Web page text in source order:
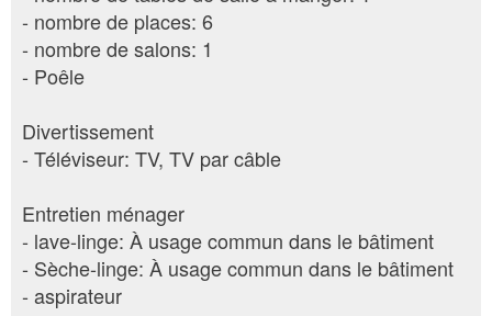
- nombre de places: 6
- nombre de salons: 1
- Poêle
Divertissement
- Téléviseur: TV, TV par câble
Entretien ménager
- lave-linge: À usage commun dans le bâtiment
- Sèche-linge: À usage commun dans le bâtiment
- aspirateur